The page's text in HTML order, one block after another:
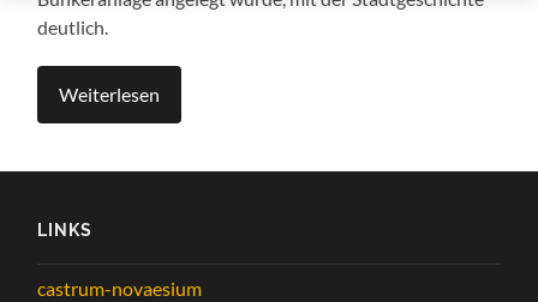
deutlich.
Weiterlesen
LINKS
castrum-novaesium